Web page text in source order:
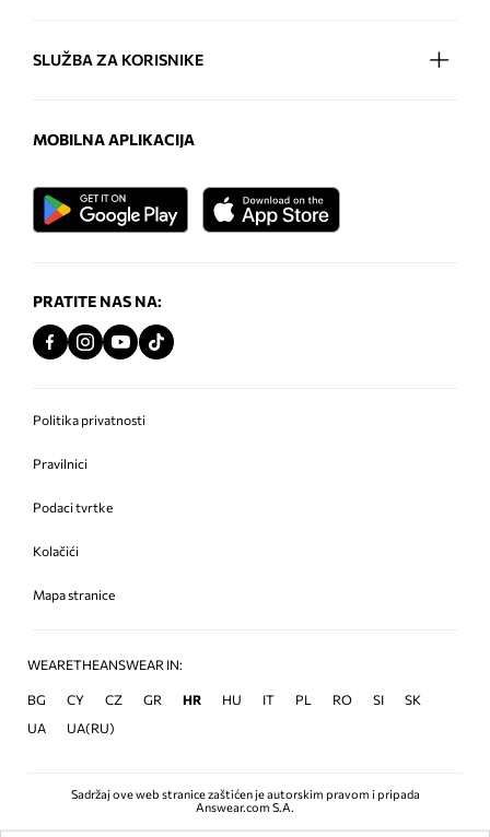
SLUŽBA ZA KORISNIKE
MOBILNA APLIKACIJA
PRATITE NAS NA:
Politika privatnosti
Pravilnici
Podaci tvrtke
Kolačići
Mapa stranice
WEARETHEANSWEAR IN:
BG CY CZ GR HR HU IT PL RO SI
SK
UA
UA(RU)
Sadržaj ove web stranice zaštićen je autorskim pravom i pripada
Answear.com S.A.